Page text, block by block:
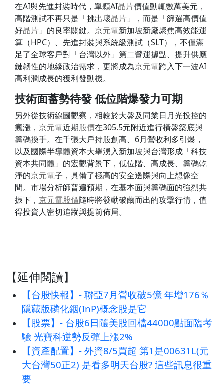
在AI與先進封裝時代，單顆AI晶片價值動輒數萬美元，
高階測試不再只是「挑出壞晶片」，而是「篩選高價值
好晶片」的良率關鍵。 京元電新加坡新廠聚焦高效能運
算（HPC）、先進封裝與系統級測試（SLT），不僅滿
足了全球客戶對「台灣以外」第二營運據點、提升供應
鏈韌性的地緣政治需求，更將成為京元電跨入下一波AI
高利潤成長的獲利發動機。
技術面蓄勢待發 低位階爆發力可期
另外從技術線圖觀察，相較於大盤及同業日月光投控的
瘋漲， 京元電近期股價在305.5元附近進行橫盤築底與
籌碼換手。在千張大戶持股創高、6月營收利多引爆，
以及國際半導體資本大舉湧入新加坡與台灣形成「科技
資本共同體」的宏觀背景下，低位階、高成長、籌碼乾
淨的京元電子，具備了極高的安全邊際與向上想像空
間。市場分析師普遍預期，在基本面與籌碼面的強烈共
振下， 京元電股價隨時將發動破繭而出的攻擊行情，值
得投資人密切追蹤與提前佈局。
【延伸閱讀】
【台股快報】- 聯亞7月營收破5億 年增176％
隱藏版磷化銦(InP)概念股是它
【股票】- 台股6日隨美股回檔44000點面臨考
驗 光寶科逆勢反彈上漲2%
【資產配置】- 外資8/5買超 第1是00631L(元
大台灣50正2) 是看多明天台股? 這些訊息很重
要